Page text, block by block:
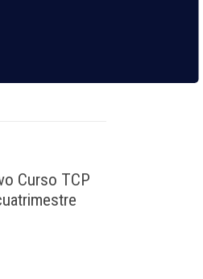
Curso TCP